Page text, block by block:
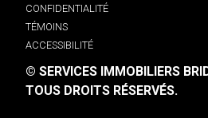
CONFIDENTIALITÉ
TÉMOINS
ACCESSIBILITÉ
© SERVICES IMMOBILIERS
TOUS DROITS RÉSERVÉS.